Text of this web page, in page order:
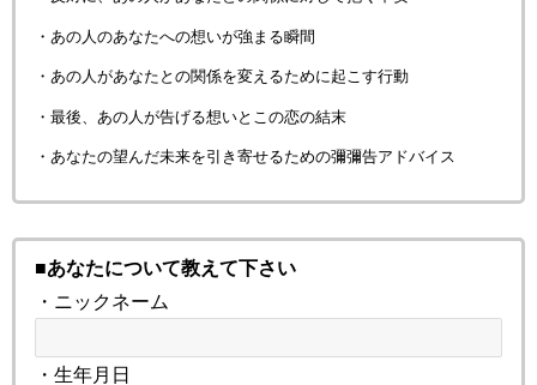
・あの人のあなたへの想いが強まる瞬間
・あの人があなたとの関係を変えるために起こす行動
・最後、あの人が告げる想いとこの恋の結末
・あなたの望んだ未来を引き寄せるための彌彌告アドバイス
■あなたについて教えて下さい
・ニックネーム
・生年月日